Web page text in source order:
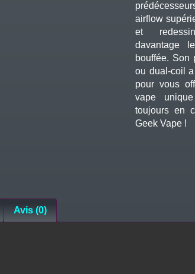
airflow
et
davantage
bouffée. Son
ou dual-coil
pour vous
vape
toujours en
Geek Vape !
Avis (0)